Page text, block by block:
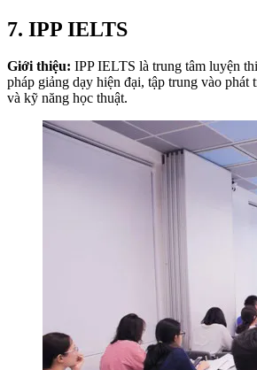
7. IPP IELTS
Giới thiệu: IPP IELTS là trung tâm luyện
pháp giảng dạy hiện đại, tập trung vào phát
và kỹ năng học thuật.